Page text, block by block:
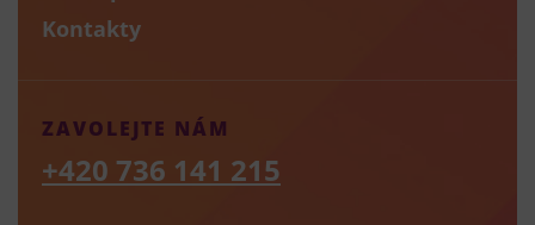
Kontakty
ZAVOLEJTE NÁM
+420 736 141 215